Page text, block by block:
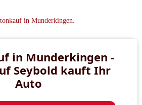
in Munderkingen -
Seybold kauft Ihr
Auto